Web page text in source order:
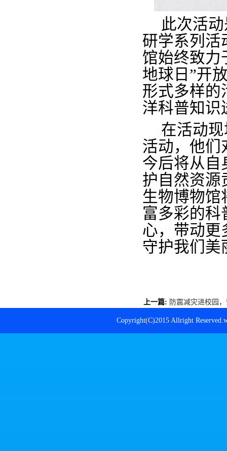
此次活
研学系列活
馆始终致力
地球日”开
形式多样的
洋科普知识
在活动
活动，他们
今后将从自
护自然资源
生物博物馆
富多彩的科
心，带动更
守护我们美
上一篇: 防震减灾进校园
Copyright(C)2015 Allright